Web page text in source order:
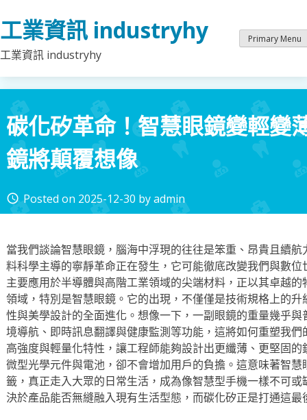
to
content
工業資訊 industryhy
工業資訊 industryhy
Primary Menu
碳化矽革命！智慧眼鏡變輕變
鏡將顛覆想像
access_time Posted on 2025-12-30 byadmin
當我們談論智慧眼鏡，腦海中浮現的往往是笨重、昂貴且續
料科學主導的寧靜革命正在發生，它可能徹底改變我們與數
主要應用於半導體與高階工業領域的尖端材料，正以其卓越
領域，特別是智慧眼鏡。它的出現，不僅僅是技術規格上的
性與美學設計的全面進化。想像一下，一副眼鏡的重量幾乎
境導航、即時訊息翻譯與健康監測等功能，這將如何重塑我
高強度與輕量化特性，讓工程師能夠設計出更纖薄、更堅固
微型光學元件與電池，卻不會增加用戶的負擔。這意味著智
籤，真正走入大眾的日常生活，成為像智慧型手機一樣不可
決於產品能否無縫融入現有生活型態，而碳化矽正是打通這